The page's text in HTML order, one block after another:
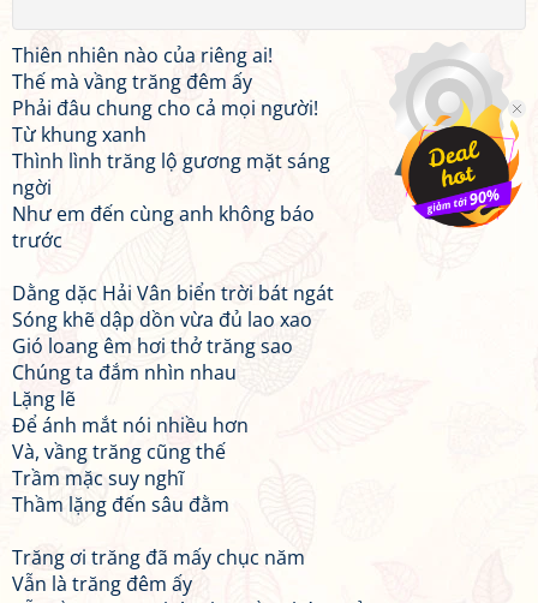
Thiên nhiên nào của riêng ai!
Thế mà vầng trăng đêm ấy
Phải đâu chung cho cả mọi người!
Từ khung xanh
Thình lình trăng lộ gương mặt sáng
ngời
Như em đến cùng anh không báo
trước
Dằng dặc Hải Vân biển trời bát ngát
Sóng khẽ dập dồn vừa đủ lao xao
Gió loang êm hơi thở trăng sao
Chúng ta đắm nhìn nhau
Lặng lẽ
Để ánh mắt nói nhiều hơn
Và, vầng trăng cũng thế
Trầm mặc suy nghĩ
Thầm lặng đến sâu đằm
Trăng ơi trăng đã mấy chục năm
Vẫn là trăng đêm ấy